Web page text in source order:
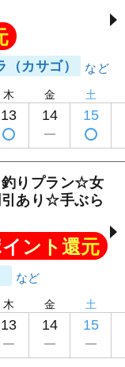
（カサゴ）
木
13
金
14
土
15
釣りプラン☆女
あり☆手ぶら
ント還元
木
13
金
14
土
15